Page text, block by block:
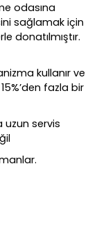
odasına
sağlamak için
donatılmıştır.
kullanır ve
fazla bir
uzun servis